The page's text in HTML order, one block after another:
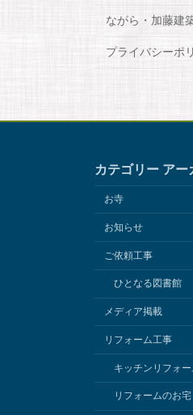
ながら・加藤建
プライバシーポ
カテゴリー アー
お寺
お知らせ
ご依頼工事
ひとなる図書館
メディア掲載
リフォーム工事
キッチンリフォー
リフォームのお宅